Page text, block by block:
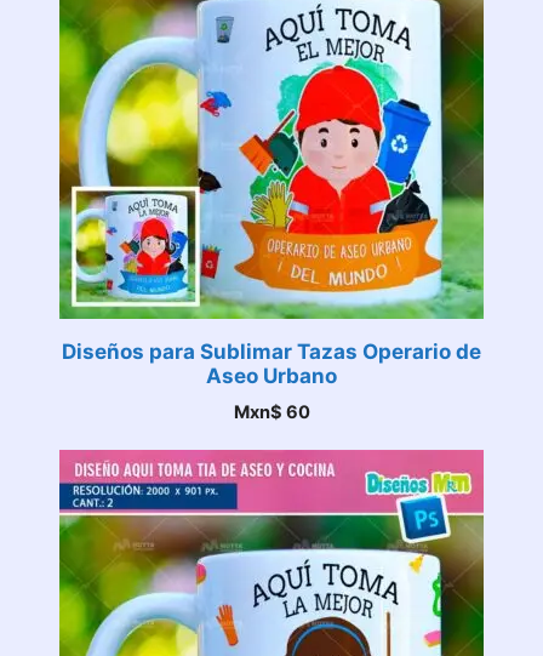
Diseños para Sublimar Tazas Operario de
Aseo Urbano
Mxn$ 60